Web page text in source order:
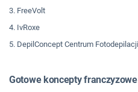
3. FreeVolt
4. IvRoxe
5. DepilConcept Centrum
Gotowe koncepty franczyzowe